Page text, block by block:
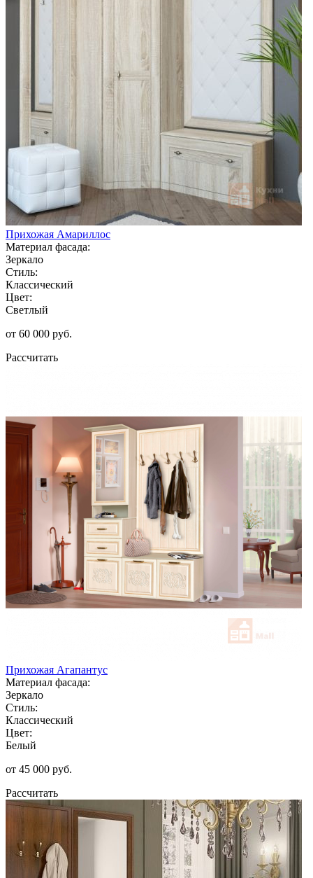
Прихожая Амариллос
Материал фасада:
Зеркало
Стиль:
Классический
Цвет:
Светлый
от 60 000 руб.
Рассчитать
Прихожая Агапантус
Материал фасада:
Зеркало
Стиль:
Классический
Цвет:
Белый
от 45 000 руб.
Рассчитать